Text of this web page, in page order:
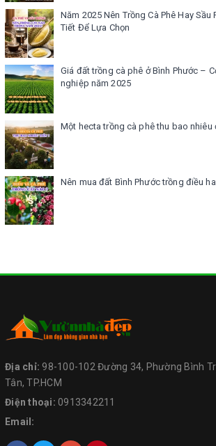
Năm 2025 Nên Trồng Cà Phê Hay Sầu
Tiết Để Lựa Chọn
Giá đất trồng cà phê ở Bình Phước –
nghiệp năm 2025
Một hecta trồng cà phê thu bao nhiêu
Nên mua đất Bình Phước trồng điều
Địa chỉ: 98-100-102 Đường 34, Phường Bình
Tân, TP.HCM
Điện thoại: 0913342211
Email: